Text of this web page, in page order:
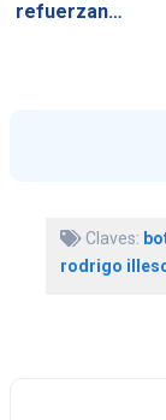
refuerzan…
Claves:
rodrigo